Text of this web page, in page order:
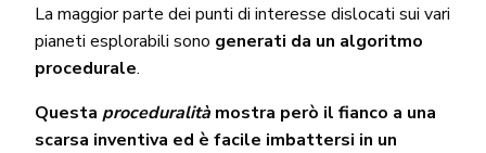
La maggior parte dei punti di interesse dislocati sui vari
pianeti esplorabili sono generati da un algoritmo
procedurale.
Questa proceduralitàmostra però il fianco a una
scarsa inventiva ed è facile imbattersi in un